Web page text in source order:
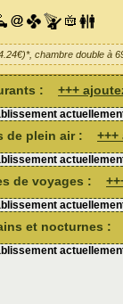
chambre double à
: +++
de plein air :
de voyages :
et nocturnes :